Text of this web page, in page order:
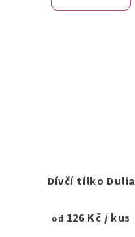
Dívčí tílko Dulia
od 126 Kč / kus